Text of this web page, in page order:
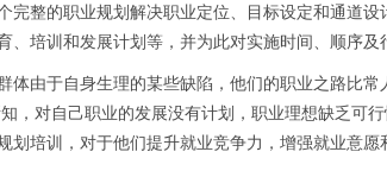
整的职业规划解决职业定位、目标设定和通道
培训和发展计划等，并为此对实施时间、顺序及
于自身生理的某些缺陷，他们的职业之路比常
对自己职业的发展没有计划，职业理想缺乏可
培训，对于他们提升就业竞争力，增强就业意